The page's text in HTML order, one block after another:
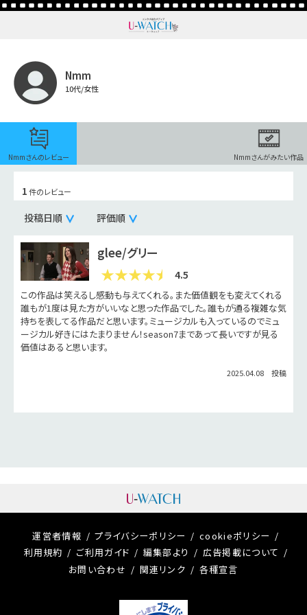
Nmm
10代/女性
Nmmさんのレビュー Nmmさんがみたい作品
1件のレビュー
投稿日順 評価順
glee/グリー
4.5
この作品は笑えるし感動も与えてくれる。また価値観をも変えてくれる
誰もが1度は見た方がいいなと思った作品でした。誰もが通る複雑な気
持ちを表してる作品だと思います。ミュージカルも入っているのでミュ
ージカル好きにはたまりません！season7まであって長いですが見る
価値はあると思います。
2025.04.08 投稿
運営者情報 プライバシーポリシー
cookieポリシー
利用規約
ご利用ガイド 編集部より
広告掲載について
お問い合わせ
関連リンク 各種宣言